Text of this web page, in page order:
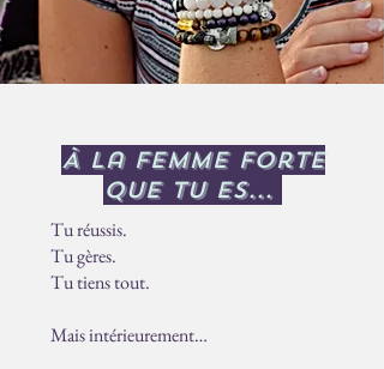
À la femme forte
que tu es...
Tu réussis.
Tu gères.
Tu tiens tout.
Mais intérieurement…